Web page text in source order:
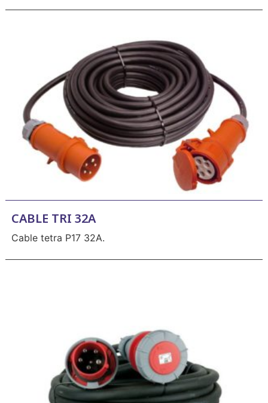
CABLE TRI 32A
Cable tetra P17 32A.